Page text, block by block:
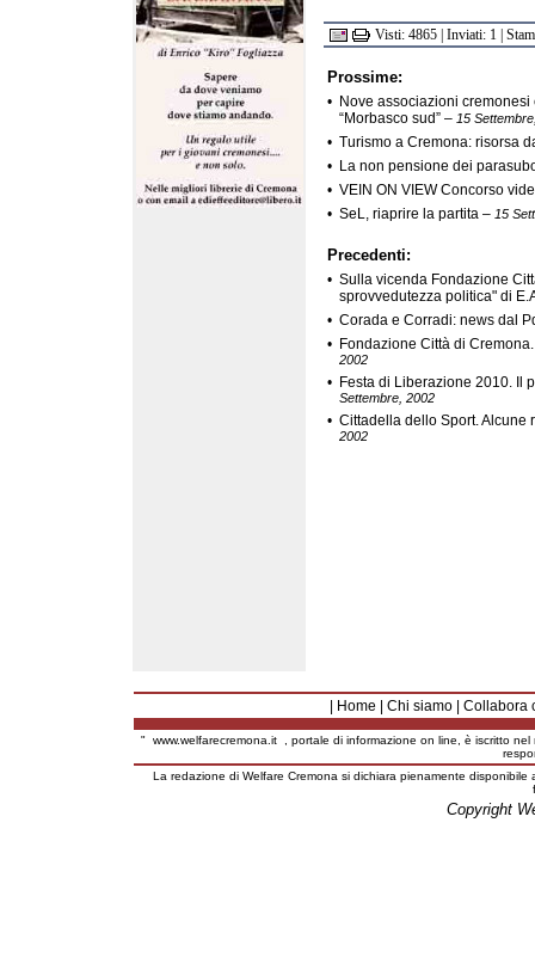
Visti: 4865 | Inviati: 1 |
Prossime:
• Nove associazioni
“Morbasco sud” – 15
• Turismo a Cremona: risorsa
• La non pensione dei
• VEIN ON VIEW Concorso
• SeL, riaprire la partita – 15
Precedenti:
• Sulla vicenda Fondazione
sprovvedutezza politica" di
• Corada e Corradi: news dal
• Fondazione Città di
2002
• Festa di Liberazione 2010. Il
Settembre, 2002
• Cittadella dello Sport. Alcune
2002
Home Chi siamo Collabora
" www.welfarecremona.it, portale di informazione on line, è iscritto nel
La redazione di Welfare Cremona si dichiara pienamente
Copyright